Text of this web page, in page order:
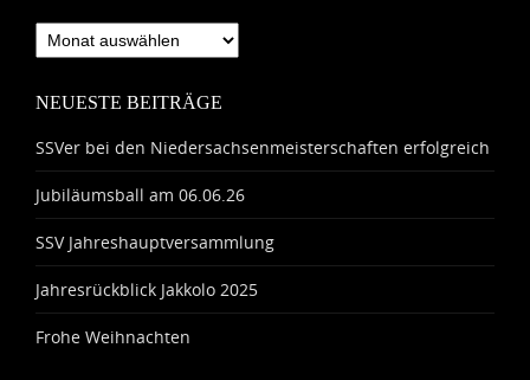
Archiv
NEUESTE BEITRÄGE
SSVer bei den Niedersachsenmeisterschaften erfolgreich
Jubiläumsball am 06.06.26
SSV Jahreshauptversammlung
Jahresrückblick Jakkolo 2025
Frohe Weihnachten